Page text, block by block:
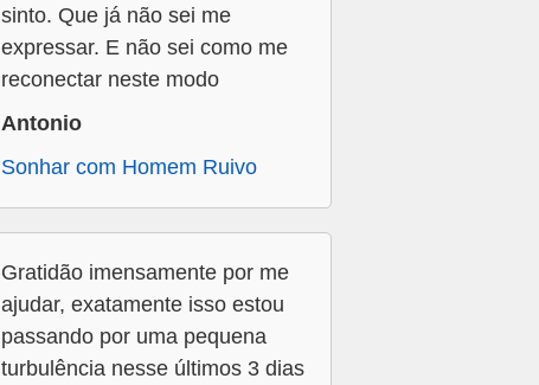
sinto. Que já não sei me
expressar. E não sei como me
reconectar neste modo
Antonio
Sonhar com Homem Ruivo
Gratidão imensamente por me
ajudar, exatamente isso estou
passando por uma pequena
turbulência nesse últimos 3 dias